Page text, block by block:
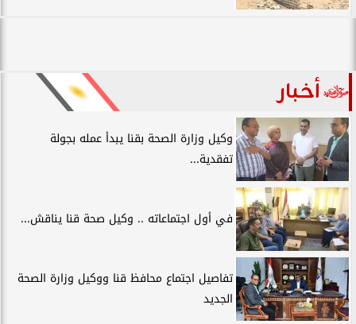
أخبار
وكيل وزارة الصحة بقنا يبدأ عمله بجولة
تفقدية...
في أول اجتماعاته .. وكيل صحة قنا يناقش...
تفاصيل اجتماع محافظ قنا ووكيل وزارة الصحة
الجديد